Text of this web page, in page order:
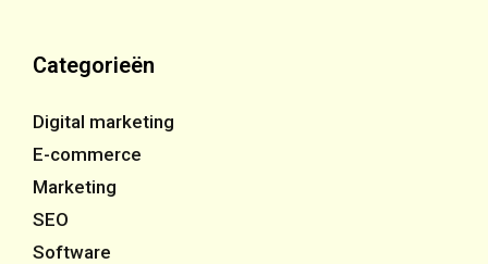
Categorieën
Digital marketing
E-commerce
Marketing
SEO
Software